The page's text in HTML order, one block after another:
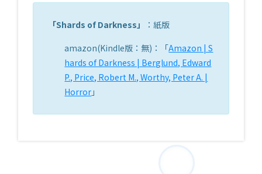
「Shards of Darkness 」
：紙版
amazon(Kindle版：無)：「Amazon | S
hards of Darkness | Berglund, Edward
P., Price, Robert M., Worthy, Peter A. |
Horror 」